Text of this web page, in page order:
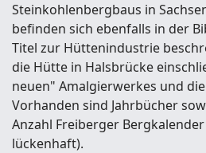
Steinkohlenbergbaus in
befinden sich ebenfalls in der
Titel zur Hüttenindustrie
die Hütte in Halsbrücke
neuen" Amalgierwerkes und
Vorhanden sind Jahrbücher
Anzahl Freiberger Bergkalender
lückenhaft).